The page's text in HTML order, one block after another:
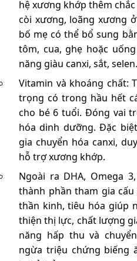
hệ xương khớp thêm
còi xương, loãng xương
bố mẹ có thể bổ sung
tôm, cua, ghẹ hoặc
năng giàu canxi, sắt, selen.
Vitamin và khoáng chất:
trọng có trong hầu hết
cho bé 6 tuổi. Đóng vai
hóa dinh dưỡng. Đặc
gia chuyển hóa canxi,
hỗ trợ xương khớp.
Ngoài ra DHA, Omega
thành phần tham gia
thần kinh, tiêu hóa giúp
thiện thị lực, chất lượng
năng hấp thu và
ngừa triệu chứng biếng